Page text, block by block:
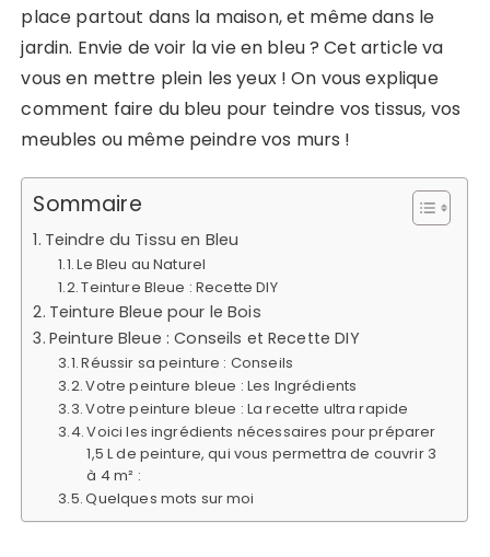
place partout dans la maison, et même dans le
jardin. Envie de voir la vie en bleu ? Cet article va
vous en mettre plein les yeux ! On vous explique
comment faire du bleu pour teindre vos tissus, vos
meubles ou même peindre vos murs !
Sommaire
Teindre du Tissu en Bleu
Le Bleu au Naturel
Teinture Bleue : Recette DIY
Teinture Bleue pour le Bois
Peinture Bleue : Conseils et Recette DIY
Réussir sa peinture : Conseils
Votre peinture bleue : Les Ingrédients
Votre peinture bleue : La recette ultra rapide
Voici les ingrédients nécessaires pour préparer
1,5 L de peinture, qui vous permettra de couvrir 3
à 4 m² :
Quelques mots sur moi